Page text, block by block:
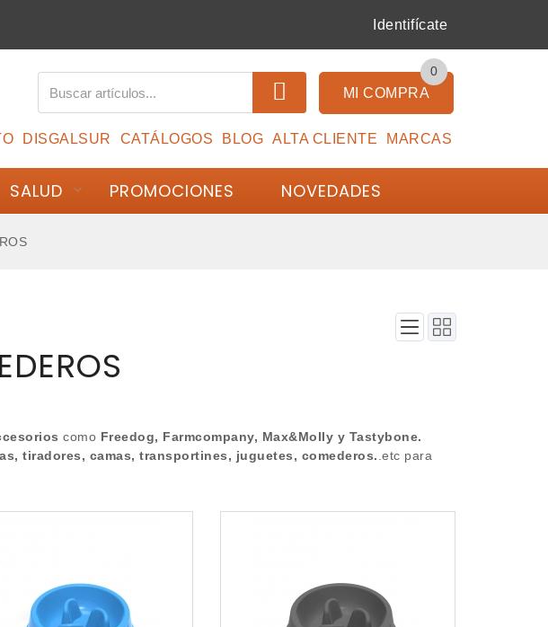
Identifícate
0
MI COMPRA
DISGALSUR CATÁLOGOS BLOG ALTA CLIENTE MARCAS
SALUD PROMOCIONES NOVEDADES
como Freedog, Farmcompany, Max&Molly y Tastybone.
tiradores, camas, transportines, juguetes, comederos. .etc para